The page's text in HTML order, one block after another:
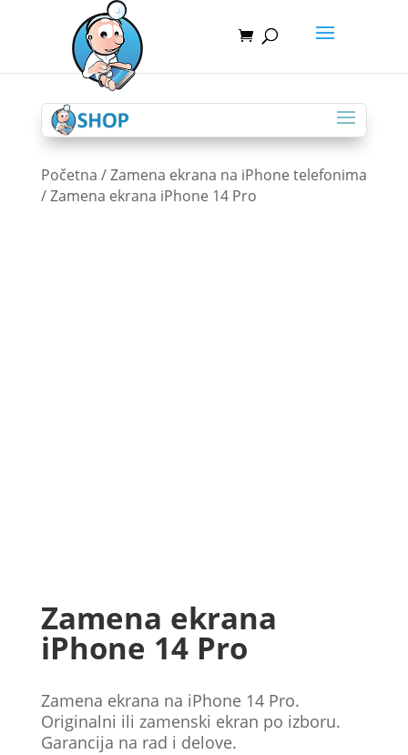
Početna /Zamena ekrana na iPhone telefonima
/ Zamena ekrana iPhone 14 Pro
Zamena ekrana
iPhone 14 Pro
Zamena ekrana na iPhone 14 Pro.
Originalni ili zamenski ekran po izboru.
Garancija na rad i delove.